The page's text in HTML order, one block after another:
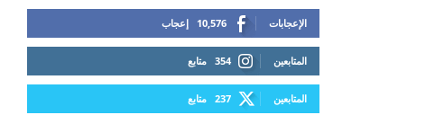
10,576 إعجاب الإعجابات
354 متابع المتابعين
237 متابع المتابعين